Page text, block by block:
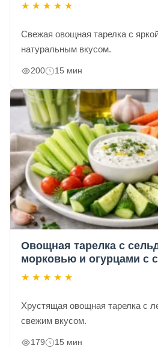
★ ★ ★ ★ ★
Свежая овощная тарелка с
натуральным вкусом.
200 15 мин
Овощная тарелка с
морковью и огурцами с
★ ★ ★ ★ ★
Хрустящая овощная тарелка с
свежим вкусом.
179 15 мин